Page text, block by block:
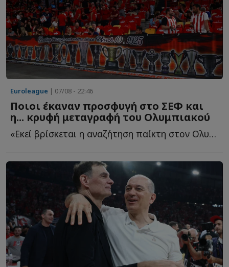
Euroleague | 07/08 - 22:46
Ποιοι έκαναν προσφυγή στο ΣΕΦ και
η... κρυφή μεταγραφή του Ολυμπιακού
«Εκεί βρίσκεται η αναζήτηση παίκτη στον Ολυμπιακό - ...